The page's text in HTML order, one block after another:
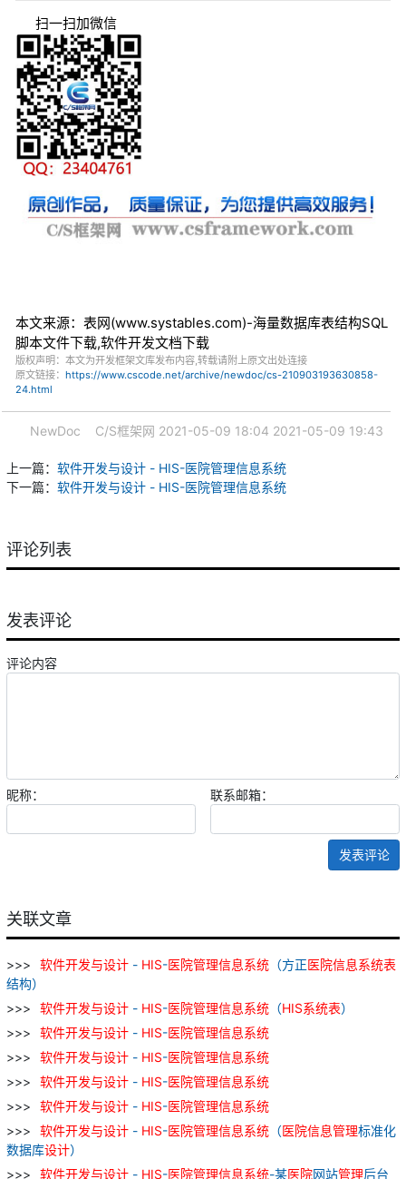
扫一扫加微信
本文来源：表网(www.systables.com)-海量数据库表结构SQL
脚本文件下载,软件开发文档下载
版权声明：本文为开发框架文库发布内容,转载请附上原文出处连接
原文链接： https://www.cscode.net/archive/newdoc/cs-210903193630858-
24.html
NewDoc C/S框架网 2021-05-09 18:04 2021-05-09 19:43
上一篇： 软件开发与设计 - HIS-医院管理信息系统
下一篇： 软件开发与设计 - HIS-医院管理信息系统
评论列表
发表评论
评论内容
昵称： 联系邮箱：
发表评论
关联文章
软件开发与设计 - HIS-医院管理信息系统 （方正医院信息系统表
结构）
软件开发与设计 - HIS-医院管理信息系统 （HIS系统表）
软件开发与设计 - HIS-医院管理信息系统
软件开发与设计 - HIS-医院管理信息系统
软件开发与设计 - HIS-医院管理信息系统
软件开发与设计 - HIS-医院管理信息系统
软件开发与设计 - HIS-医院管理信息系统 （医院信息管理标准化
数据库设计）
软件开发与设计 - HIS-医院管理信息系统-某医院网站管理后台